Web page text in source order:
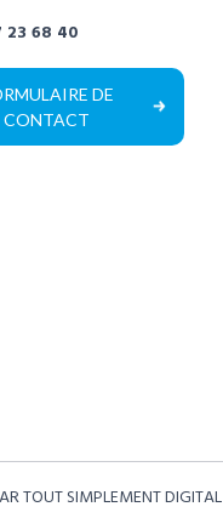
23 68 40
DE
CONTACT
TOUT SIMPLEMENT DIGITAL